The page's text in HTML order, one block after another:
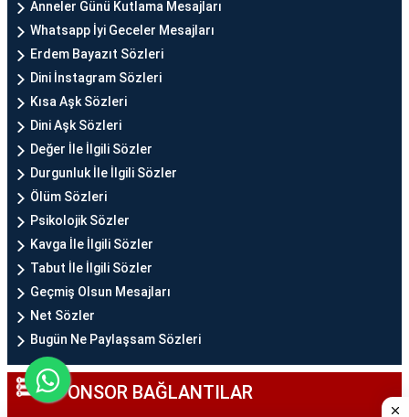
Anneler Günü Kutlama Mesajları
Whatsapp İyi Geceler Mesajları
Erdem Bayazıt Sözleri
Dini İnstagram Sözleri
Kısa Aşk Sözleri
Dini Aşk Sözleri
Değer İle İlgili Sözler
Durgunluk İle İlgili Sözler
Ölüm Sözleri
Psikolojik Sözler
Kavga İle İlgili Sözler
Tabut İle İlgili Sözler
Geçmiş Olsun Mesajları
Net Sözler
Bugün Ne Paylaşsam Sözleri
SPONSOR BAĞLANTILAR